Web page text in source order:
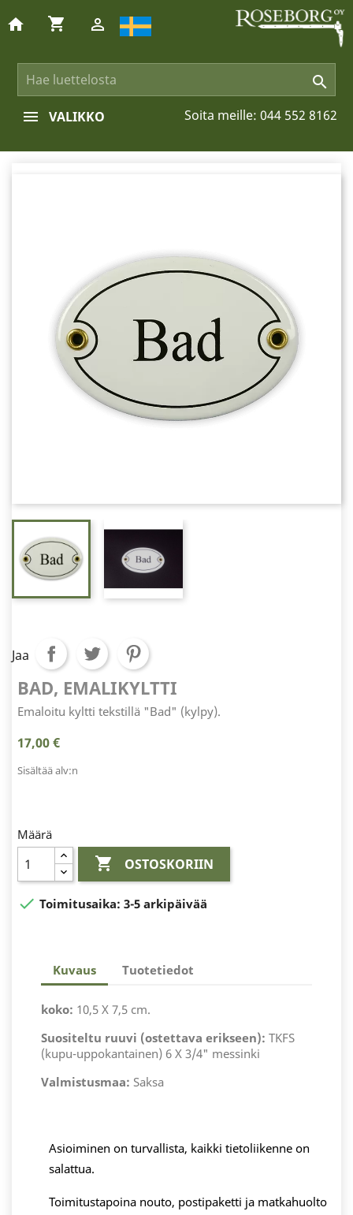

home shopping_cart 
Soita meille: 044 552 8162
VALIKKO
Jaa
BAD, EMALIKYLTTI
Emaloitu kyltti tekstillä "Bad" (kylpy).
17,00 €
Sisältää alv:n
Määrä
 OSTOSKORIIN
 Toimitusaika: 3-5 arkipäivää
Kuvaus Tuotetiedot
koko: 10,5 X 7,5 cm.
Suositeltu ruuvi (ostettava erikseen): TKFS
(kupu-uppokantainen) 6 X 3/4" messinki
Valmistusmaa: Saksa
Asioiminen on turvallista, kaikki tietoliikenne on
salattua.
Toimitustapoina nouto, postipaketti ja matkahuolto